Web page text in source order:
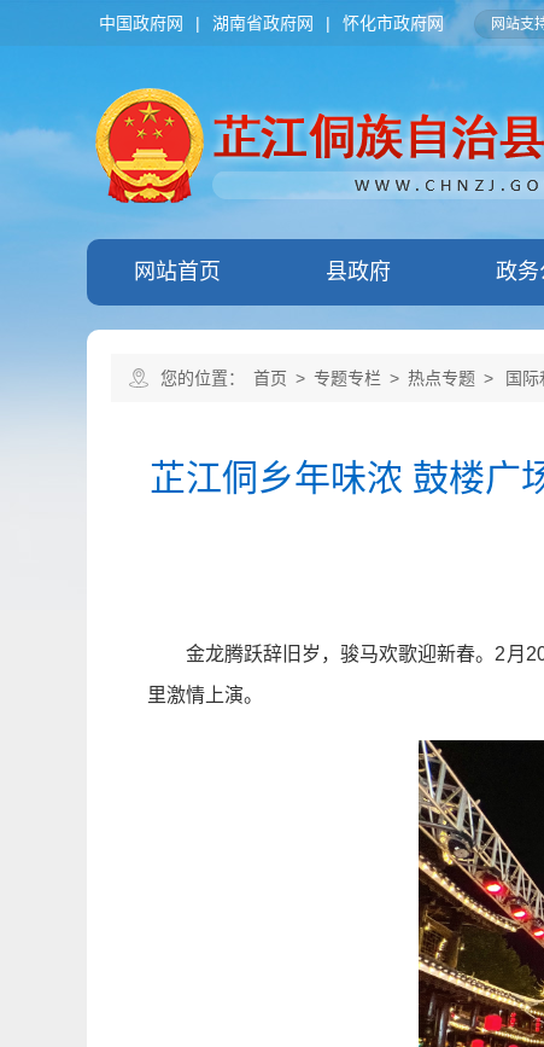
中国政府网 | 湖南省政府网 | 怀化市政府网 网站支
网站首页 县政府 政务
您的位置： 首页 > 专题专栏 > 热点专题 > 国
芷江侗乡年味浓 鼓楼广
金龙腾跃辞旧岁，骏马欢歌迎新春。2月
里激情上演。